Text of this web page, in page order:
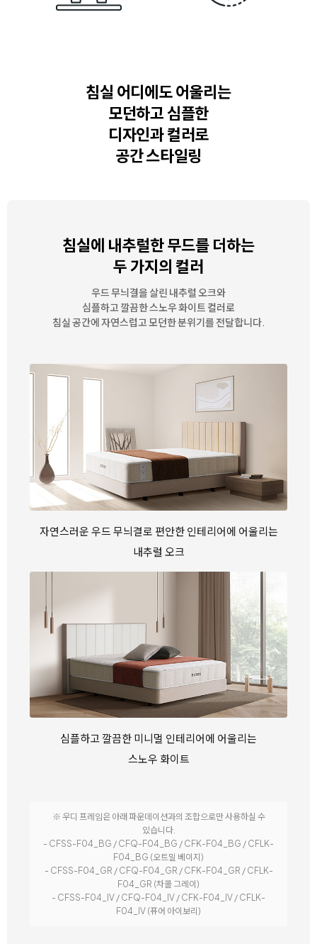
침실 어디에도 어울리는
모던하고 심플한
디자인과 컬러로
공간 스타일링
침실에 내추럴한 무드를 더하는
두 가지의 컬러
우드 무늬결을 살린 내추럴 오크와
심플하고 깔끔한 스노우 화이트 컬러로
침실 공간에 자연스럽고 모던한 분위기를 전달합니다.
자연스러운 우드 무늬결로 편안한 인테리어에 어울리는
내추럴 오크
심플하고 깔끔한 미니멀 인테리어에 어울리는
스노우 화이트
※ 우디 프레임은 아래 파운데이션과의 조합으로만 사용하실 수
있습니다.
- CFSS-F04_BG / CFQ-F04_BG / CFK-F04_BG / CFLK-
F04_BG (오트밀 베이지)
- CFSS-F04_GR / CFQ-F04_GR / CFK-F04_GR / CFLK-
F04_GR (차콜 그레이)
- CFSS-F04_IV / CFQ-F04_IV / CFK-F04_IV / CFLK-
F04_IV (퓨어 아이보리)